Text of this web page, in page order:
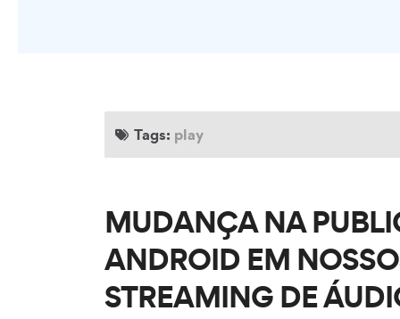
Tags: play
MUDANÇA NA
ANDROID EM
STREAMING DE